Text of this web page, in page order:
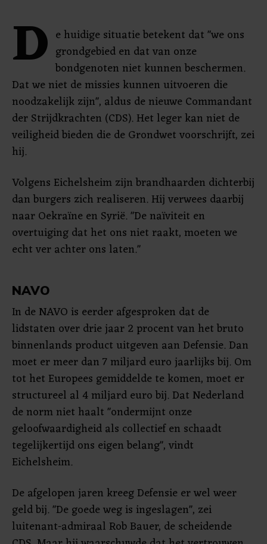
D e huidige situatie betekent dat "we ons
grondgebied en dat van onze
bondgenoten niet kunnen beschermen.
Dat we niet de missies kunnen uitvoeren die
noodzakelijk zijn", aldus de nieuwe Commandant
der Strijdkrachten (CDS). Het leger kan niet de
veiligheid bieden die de Grondwet voorschrijft, zei
hij.
Volgens Eichelsheim zijn brandhaarden dichterbij
dan burgers zich realiseren. Hij verwees daarbij
naar Oekraïne en Syrië. "De naïviteit en
overtuiging dat het ons niet raakt, moeten we
echt ver achter ons laten."
NAVO
In de NAVO is eerder afgesproken dat de
lidstaten over drie jaar 2 procent van het bruto
binnenlands product uitgeven aan Defensie. Dan
moet er meer dan 7 miljard euro jaarlijks bij. Om
tot het Europees gemiddelde te komen, moet er
structureel al 4 miljard euro bij. Dat Nederland
de norm niet haalt "ondermijnt onze
geloofwaardigheid als collectief en schaadt
tegelijkertijd ons eigen belang", vindt
Eichelsheim.
De afgelopen jaren kreeg Defensie er wel weer
geld bij. "De goede weg is ingeslagen", zei
luitenant-admiraal Rob Bauer, de scheidende